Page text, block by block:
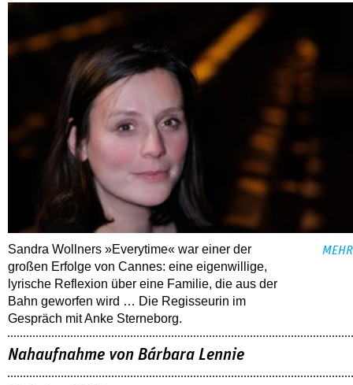
Sandra Wollners »Everytime« war einer der
großen Erfolge von Cannes: eine eigenwillige,
lyrische Reflexion über eine ­Familie, die aus der
Bahn geworfen wird … Die Regisseurin im
Gespräch mit Anke Sterneborg.
MEHR
Nahaufnahme von Bárbara Lennie